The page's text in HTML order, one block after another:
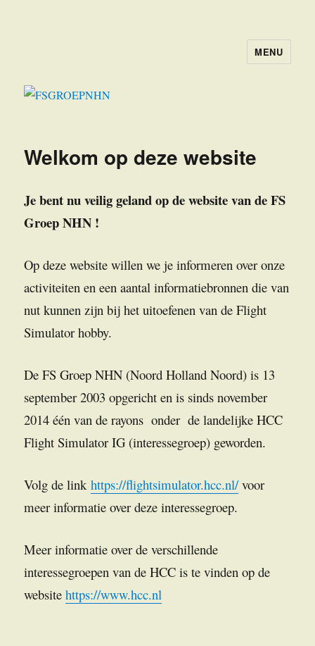
MENU
Welkom op deze website
Je bent nu veilig geland op de website van de FS
Groep NHN !
Op deze website willen we je informeren over onze
activiteiten en een aantal informatiebronnen die van
nut kunnen zijn bij het uitoefenen van de Flight
Simulator hobby.
De FS Groep NHN (Noord Holland Noord) is 13
september 2003 opgericht en is sinds november
2014 één van de rayons onder de landelijke HCC
Flight Simulator IG (interessegroep) geworden.
Volg de linkhttps://flightsimulator.hcc.nl/voor
meer informatie over deze interessegroep.
Meer informatie over de verschillende
interessegroepen van de HCC is te vinden op de
websitehttps://www.hcc.nl